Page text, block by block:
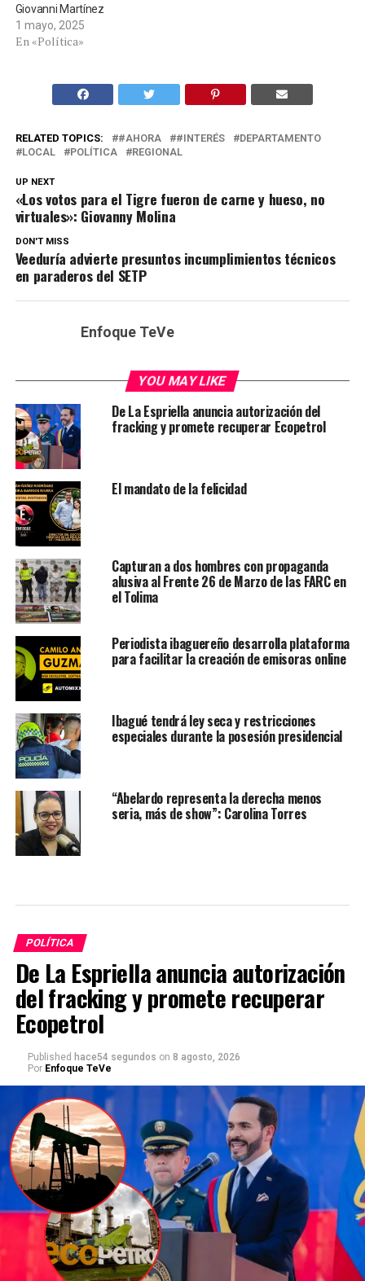
Giovanni Martínez
1 mayo, 2025
En «Política»
RELATED TOPICS: #AHORA #INTERÉS
DEPARTAMENTO
LOCAL
POLÍTICA REGIONAL
UP NEXT
«Los votos para el Tigre fueron de carne y hueso, no
virtuales»: Giovanny Molina
DON'T MISS
Veeduría advierte presuntos incumplimientos técnicos
en paraderos del SETP
Enfoque TeVe
YOU MAY LIKE
De La Espriella anuncia autorización del
fracking y promete recuperar Ecopetrol
El mandato de la felicidad
Capturan a dos hombres con propaganda
alusiva al Frente 26 de Marzo de las FARC en
el Tolima
Periodista ibaguereño desarrolla plataforma
para facilitar la creación de emisoras online
Ibagué tendrá ley seca y restricciones
especiales durante la posesión presidencial
“Abelardo representa la derecha menos
seria, más de show”: Carolina Torres
POLÍTICA
De La Espriella anuncia autorización
del fracking y promete recuperar
Ecopetrol
Published hace54 segundos on 8 agosto, 2026
Por Enfoque TeVe